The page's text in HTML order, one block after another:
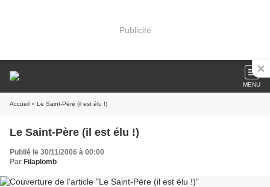
Publicité
MENU
Accueil » Le Saint-Père (il est élu !)
Le Saint-Père (il est élu !)
Publié le 30/11/2006 à 00:00
Par Filaplomb